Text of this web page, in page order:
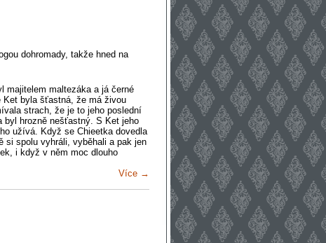
dohromady, takže hned na
majitelem maltezáka a já černé
Ket byla šťastná, že má živou
strach, že je to jeho poslední
byl hrozně nešťastný. S Ket jeho
užívá. Když se Chieetka dovedla
si spolu vyhráli, vyběhali a pak jen
i když v něm moc dlouho
Více →